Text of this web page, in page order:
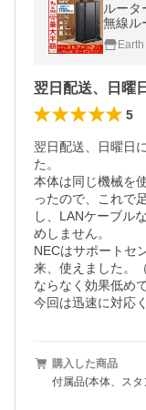
ルータ
無線ル
応
5
翌日配送、日曜日
た。
本体は同じ機械を
ったので、これで
し、LANケーブル
めしません。
NECはサポートセ
来、使えました。
ならなく効果低め
今回は迅速に対応
購入した商品
付属品(本体、ス